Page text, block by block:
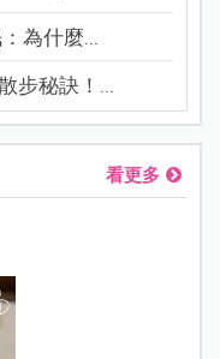
為什麼...
步秘訣！...
看更多